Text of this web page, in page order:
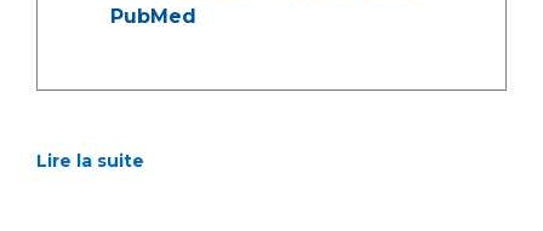
PubMed
Lire la suite